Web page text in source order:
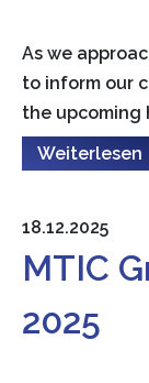
As we
to inform our
the upcoming
Weiterlesen
18.12.2025
MTIC
2025